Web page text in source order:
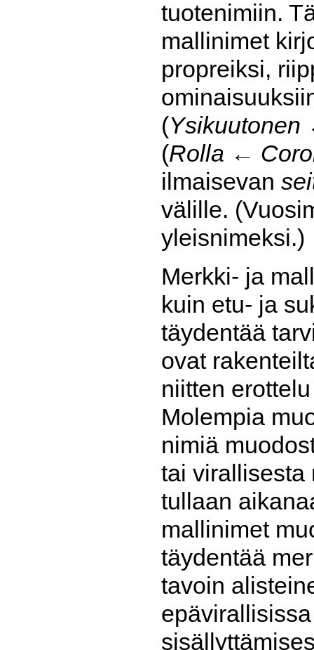
tuotenimiin.
mallinimet
propreiksi,
(Ysikuutonen
(Rolla ←
ilmaisevan
välille.
yleisnimeksi.)
Merkki- ja
kuin etu- ja
täydentää
ovat
niitten
Molempia
nimiä
tai virallisesta
tullaan
mallinimet
täydentää
tavoin